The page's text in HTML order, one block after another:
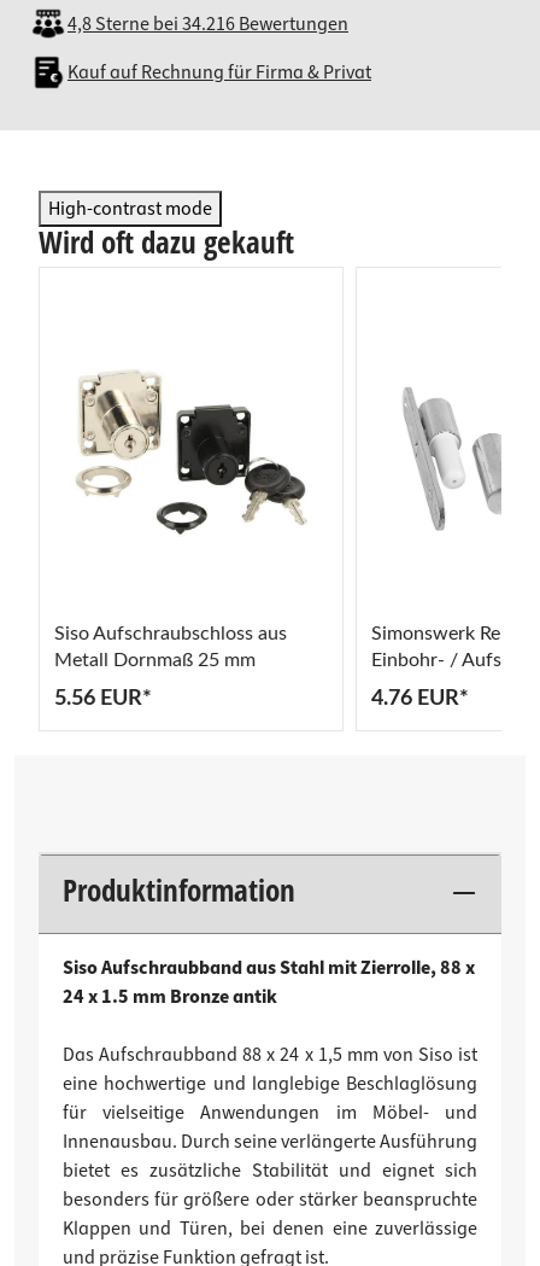
4,8 Sterne bei 34.216 Bewertungen
Kauf auf Rechnung für Firma & Privat
High-contrast mode
Wird oft dazu gekauft
Siso Aufschraubschloss aus
Metall Dornmaß 25 mm
5.56 EUR*
Simonswerk
Einbohr- /
mm für gefälzte
4.76 EUR*
Produktinformation
Siso Aufschraubband aus Stahl mit Zierrolle, 88 x
24 x 1.5 mm Bronze antik
Das Aufschraubband 88 x 24 x 1,5 mm von Siso ist
eine hochwertige und langlebige Beschlaglösung
für vielseitige Anwendungen im Möbel- und
Innenausbau. Durch seine verlängerte Ausführung
bietet es zusätzliche Stabilität und eignet sich
besonders für größere oder stärker beanspruchte
Klappen und Türen, bei denen eine zuverlässige
und präzise Funktion gefragt ist.